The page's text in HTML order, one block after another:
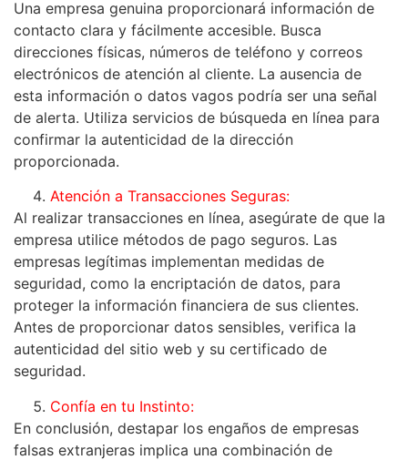
Una empresa genuina proporcionará información de
contacto clara y fácilmente accesible. Busca
direcciones físicas, números de teléfono y correos
electrónicos de atención al cliente. La ausencia de
esta información o datos vagos podría ser una señal
de alerta. Utiliza servicios de búsqueda en línea para
confirmar la autenticidad de la dirección
proporcionada.
Atención a Transacciones Seguras:
Al realizar transacciones en línea, asegúrate de que la
empresa utilice métodos de pago seguros. Las
empresas legítimas implementan medidas de
seguridad, como la encriptación de datos, para
proteger la información financiera de sus clientes.
Antes de proporcionar datos sensibles, verifica la
autenticidad del sitio web y su certificado de
seguridad.
Confía en tu Instinto:
En conclusión, destapar los engaños de empresas
falsas extranjeras implica una combinación de